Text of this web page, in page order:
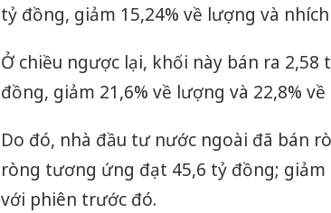
tỷ đồng, giảm 15,24% về lượng và
Ở chiều ngược lại, khối này bán ra 2,58
đồng, giảm 21,6% về lượng và 22,8%
Do đó, nhà đầu tư nước ngoài đã bán
ròng tương ứng đạt 45,6 tỷ đồng; giảm
với phiên trước đó.